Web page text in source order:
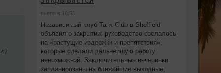
вчера в 16:53
Независимый клуб Tank Club в Sheffield
объявил о закрытии: руководство сослалось
на «растущие издержки и препятствия»,
которые сделали дальнейшую работу
невозможной. Заключительные вечеринки
запланированы на ближайшие выходные,